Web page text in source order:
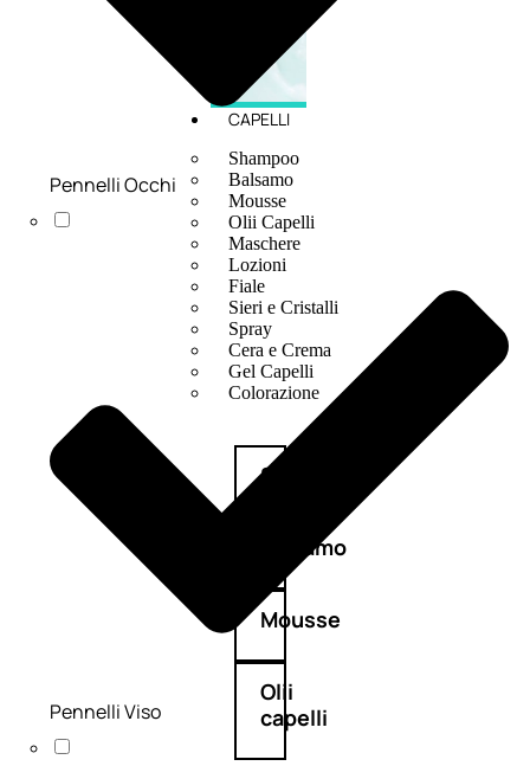
CAPELLI
Shampoo
Balsamo
Mousse
Olii Capelli
Maschere
Lozioni
Fiale
Sieri e Cristalli
Spray
Cera e Crema
Gel Capelli
Colorazione
Shampoo
Balsamo
Mousse
Olii
capelli
Pennelli Occhi
Pennelli Viso